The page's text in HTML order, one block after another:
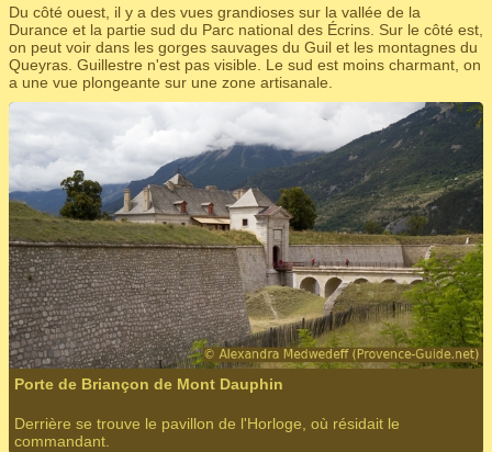
Du côté ouest, il y a des vues grandioses sur la vallée de la
Durance et la partie sud du Parc national des Écrins. Sur le côté est,
on peut voir dans les gorges sauvages du Guil et les montagnes du
Queyras. Guillestre n'est pas visible. Le sud est moins charmant, on
a une vue plongeante sur une zone artisanale.
Porte de Briançon de Mont Dauphin
Derrière se trouve le pavillon de l'Horloge, où résidait le
commandant.